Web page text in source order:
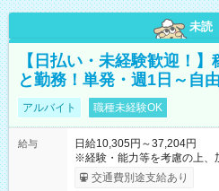
未読
【日払い・未経験歓迎！
と勤務！単発・週1日～自
アルバイト 職種未経験OK
給与
日給10,305円～37,204円
※経験・能力等を考慮の上、加給
間】試用期間なし
交通費別途支給あり